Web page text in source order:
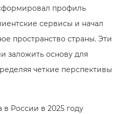
профиль
сервисы и начал
пространство страны. Эти
заложить основу для
четкие перспективы
России в 2025 году